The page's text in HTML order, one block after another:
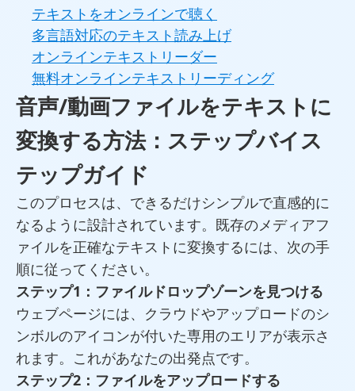
テキストをオンラインで聴く
多言語対応のテキスト読み上げ
オンラインテキストリーダー
無料オンラインテキストリーディング
音声/動画ファイルをテキストに
変換する方法：ステップバイス
テップガイド
このプロセスは、できるだけシンプルで直感的に
なるように設計されています。既存のメディアフ
ァイルを正確なテキストに変換するには、次の手
順に従ってください。
ステップ1：ファイルドロップゾーンを見つける
ウェブページには、クラウドやアップロードのシ
ンボルのアイコンが付いた専用のエリアが表示さ
れます。これがあなたの出発点です。
ステップ2：ファイルをアップロードする